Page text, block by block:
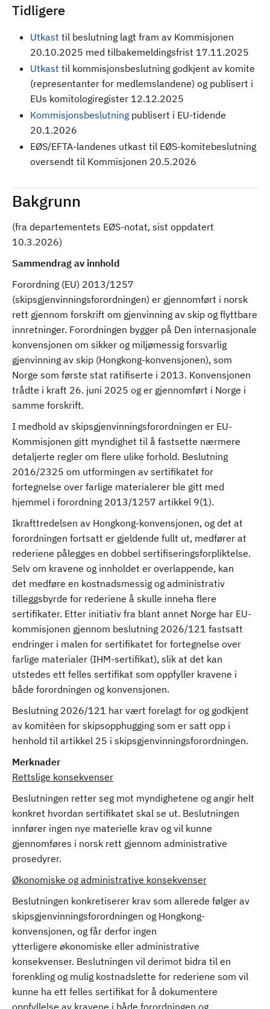
Tidligere
Utkast til beslutning lagt fram av Kommisjonen
20.10.2025 med tilbakemeldingsfrist 17.11.2025
Utkast til kommisjonsbeslutning godkjent av komite
(representanter for medlemslandene) og publisert i
EUs komitologiregister 12.12.2025
Kommisjonsbeslutning publisert i EU-tidende
20.1.2026
EØS/EFTA-landenes utkast til EØS-komitebeslutning
oversendt til Kommisjonen 20.5.2026
Bakgrunn
(fra departementets EØS-notat, sist oppdatert
10.3.2026)
Sammendrag av innhold
Forordning (EU) 2013/1257
(skipsgjenvinningsforordningen) er gjennomført i norsk
rett gjennom forskrift om gjenvinning av skip og flyttbare
innretninger. Forordningen bygger på Den internasjonale
konvensjonen om sikker og miljømessig forsvarlig
gjenvinning av skip (Hongkong-konvensjonen), som
Norge som første stat ratifiserte i 2013. Konvensjonen
trådte i kraft 26. juni 2025 og er gjennomført i Norge i
samme forskrift.
I medhold av skipsgjenvinningsforordningen er EU-
Kommisjonen gitt myndighet til å fastsette nærmere
detaljerte regler om flere ulike forhold. Beslutning
2016/2325 om utformingen av sertifikatet for
fortegnelse over farlige materialerer ble gitt med
hjemmel i forordning 2013/1257 artikkel 9(1).
Ikrafttredelsen av Hongkong-konvensjonen, og det at
forordningen fortsatt er gjeldende fullt ut, medfører at
rederiene pålegges en dobbel sertifiseringsforpliktelse.
Selv om kravene og innholdet er overlappende, kan
det medføre en kostnadsmessig og administrativ
tilleggsbyrde for rederiene å skulle inneha flere
sertifikater. Etter initiativ fra blant annet Norge har EU-
kommisjonen gjennom beslutning 2026/121 fastsatt
endringer i malen for sertifikatet for fortegnelse over
farlige materialer (IHM-sertifikat), slik at det kan
utstedes ett felles sertifikat som oppfyller kravene i
både forordningen og konvensjonen.
Beslutning 2026/121 har vært forelagt for og godkjent
av komitéen for skipsopphugging som er satt opp i
henhold til artikkel 25 i skipsgjenvinningsforordningen.
Merknader
Rettslige konsekvenser
Beslutningen retter seg mot myndighetene og angir helt
konkret hvordan sertifikatet skal se ut. Beslutningen
innfører ingen nye materielle krav og vil kunne
gjennomføres i norsk rett gjennom administrative
prosedyrer.
Økonomiske og administrative konsekvenser
Beslutningen konkretiserer krav som allerede følger av
skipsgjenvinningsforordningen og Hongkong-
konvensjonen, og får derfor ingen
ytterligere økonomiske eller administrative
konsekvenser. Beslutningen vil derimot bidra til en
forenkling og mulig kostnadslette for rederiene som vil
kunne ha ett felles sertifikat for å dokumentere
oppfyllelse av kravene i både forordningen og